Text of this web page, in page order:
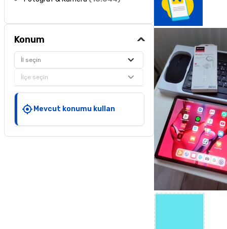
Konum
İl seçin
İlçe seçin
Mevcut konumu kullan